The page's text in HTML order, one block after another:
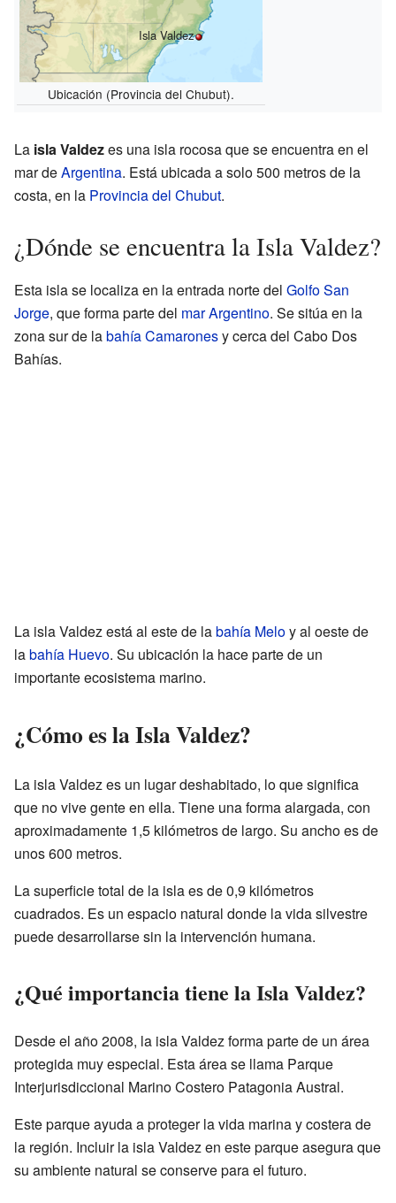
Isla Valdez
Ubicación (Provincia del Chubut).
La isla Valdezes una isla rocosa que se encuentra en el
mar deArgentina. Está ubicada a solo 500 metros de la
costa, en la Provincia del Chubut.
¿Dónde se encuentra la Isla Valdez?
Esta isla se localiza en la entrada norte del Golfo San
Jorge, que forma parte del mar Argentino. Se sitúa en la
zona sur de labahía Camaronesy cerca del Cabo Dos
Bahías.
La isla Valdez está al este de labahía Meloy al oeste de
labahía Huevo. Su ubicación la hace parte de un
importante ecosistema marino.
¿Cómo es la Isla Valdez?
La isla Valdez es un lugar deshabitado, lo que significa
que no vive gente en ella. Tiene una forma alargada, con
aproximadamente 1,5 kilómetros de largo. Su ancho es de
unos 600 metros.
La superficie total de la isla es de 0,9 kilómetros
cuadrados. Es un espacio natural donde la vida silvestre
puede desarrollarse sin la intervención humana.
¿Qué importancia tiene la Isla Valdez?
Desde el año 2008, la isla Valdez forma parte de un área
protegida muy especial. Esta área se llama Parque
Interjurisdiccional Marino Costero Patagonia Austral.
Este parque ayuda a proteger la vida marina y costera de
la región. Incluir la isla Valdez en este parque asegura que
su ambiente natural se conserve para el futuro.